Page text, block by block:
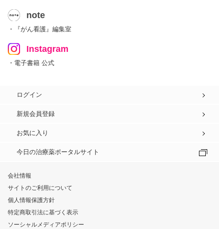
note
・『がん看護』編集室
Instagram
・電子書籍 公式
ログイン
新規会員登録
お気に入り
今日の治療薬ポータルサイト
会社情報
サイトのご利用について
個人情報保護方針
特定商取引法に基づく表示
ソーシャルメディアポリシー